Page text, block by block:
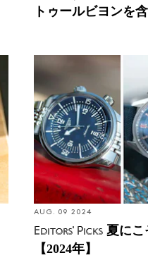
トゥールビヨンを
AUG. 09 2024
Editors' Picks 夏にこ
【2024年】